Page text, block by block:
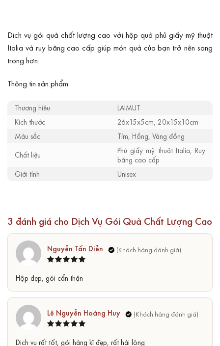
Dịch vụ gói quà chất lượng cao với hộp quà phủ giấy mỹ thuật
Italia và ruy băng cao cấp giúp món quà của bạn trở nên sang
trọng hơn.
Thông tin sản phẩm
Thương hiệu
LAIMUT
Kích thước
26x15x5cm, 20x15x10cm
Màu sắc
Tím, Hồng, Vàng đồng
Chất liệu
Phủ giấy mỹ thuật Italia, Ruy
băng cao cấp
Giới tính
Unisex
3 đánh giá cho Dịch Vụ Gói Quà Chất Lượng Cao
hạng 55
sao
Nguyễn Tấn Diễn
Hộp đẹp, gói cẩn thận
hạng55
Lê Nguyễn Hoàng Huy
Dịch vụ rất tốt, gói hàng kĩ đẹp, rất hài lòng